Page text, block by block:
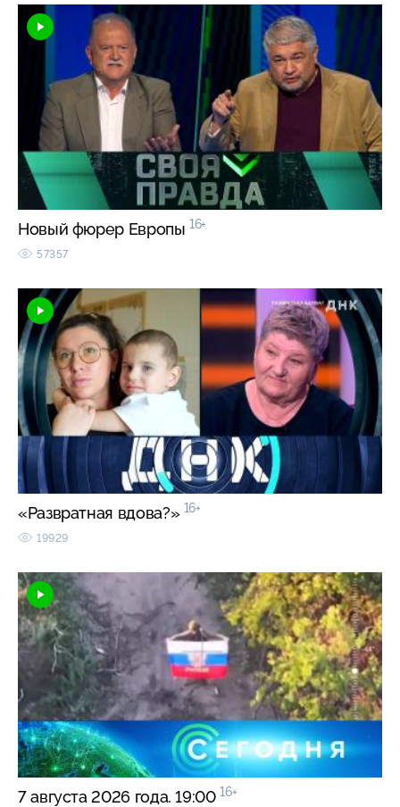
Новый фюрер Европы 16+
57357
«Развратная вдова?» 16+
19929
7 августа 2026 года. 19:00 16+